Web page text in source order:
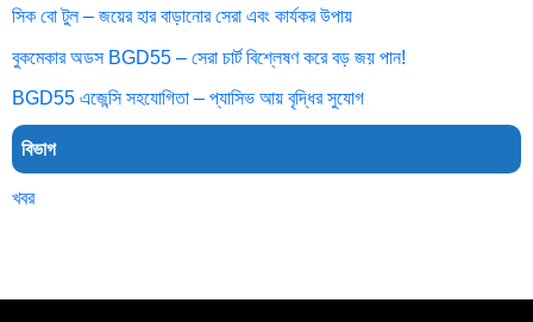
সিক বো টুল – জয়ের হার বাড়ানোর সেরা এবং কার্যকর উপায়
বুকমেকার অডস BGD55 – সেরা চার্ট বিশ্লেষণ করে বড় জয় পান!
BGD55 এজেন্সি সহযোগিতা – প্যাসিভ আয় বৃদ্ধির সুযোগ
বিভাগ
খবর